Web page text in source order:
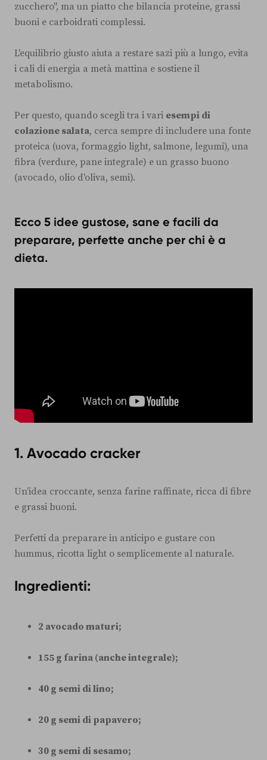
zucchero", ma un piatto che bilancia proteine, grassi
buoni e carboidrati complessi.
L'equilibrio giusto aiuta a restare sazi più a lungo, evita
i cali di energia a metà mattina e sostiene il
metabolismo.
Per questo, quando scegli tra i vari esempi di
colazione salata, cerca sempre di includere una fonte
proteica (uova, formaggio light, salmone, legumi), una
fibra (verdure, pane integrale) e un grasso buono
(avocado, olio d'oliva, semi).
Ecco 5 idee gustose, sane e facili da
preparare, perfette anche per chi è a
dieta.
1. Avocado cracker
Un’idea croccante, senza farine raffinate, ricca di fibre
e grassi buoni.
Perfetti da preparare in anticipo e gustare con
hummus, ricotta light o semplicemente al naturale.
Ingredienti:
2 avocado maturi;
155 g farina (anche integrale);
40 g semi di lino;
20 g semi di papavero;
30 g semi di sesamo;